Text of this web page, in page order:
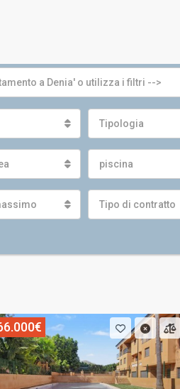
Tipologia
piscina
Tipo di contratto